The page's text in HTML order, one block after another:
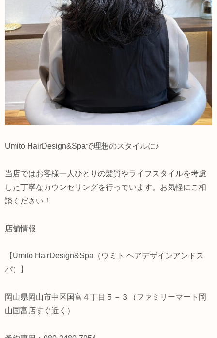
Umito HairDesign&Spaで理想のスタイルに♪
当店ではお客様一人ひとりの髪質やライフスタイルを考慮
した丁寧なカウンセリングを行っています。お気軽にご相
談ください！
店舗情報
【Umito HairDesign&Spa（ウミト ヘアデザインアンドス
パ）】
岡山県岡山市中区国富４丁目５－３（ファミリーマート岡
山国富店すぐ近く）